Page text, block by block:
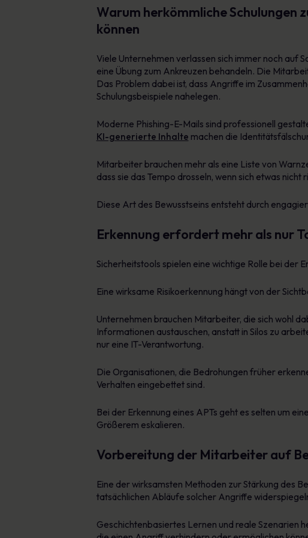
Warum herkömmliche Schulungen
können
Viele Unternehmen verlassen sich immer noch auf
eine Übung zum Ankreuzen behandeln. Die
Das Problem dabei ist, dass Angriffe im
Schulungsbeispiele nahelegen.
Moderne Phishing-E-Mails sind professionell
KI-generierte Inhalte machen die
Mitarbeiter brauchen mehr als eine Liste von
dass sie das Tempo drosseln, wenn sich etwas nicht
Diese Art des Bewusstseins entsteht durch
Erkennung erfordert mehr als nur
Sicherheitstools spielen eine wichtige Rolle bei der
Eine wirksame Risikoerkennung hängt von der
Unternehmen brauchen Mitarbeiter, die sich wohl
Informationen austauschen, anstatt in Silos zu
nur eine IT-Verantwortung.
Die Organisationen, die Bedrohungen früher
Verhalten eingebettet sind.
Bei der Erkennung eines APTs geht es selten um
Größerem eskalieren.
Vorbereitung der Mitarbeiter auf
Eine der wirksamsten Methoden zur Stärkung des
tatsächlichen Abläufe solcher Angriffe
Geschichtenbasiertes Lernen und reale Szenarien